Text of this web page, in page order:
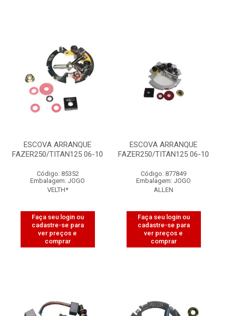
ESCOVA ARRANQUE
FAZER250/TITAN125 06-10
Código: 85352
Embalagem: JOGO
VELTH*
Faça seu login ou
cadastre-se para
ver preços e
comprar
ESCOVA ARRANQUE
FAZER250/TITAN125 06-10
Código: 877849
Embalagem: JOGO
ALLEN
Faça seu login ou
cadastre-se para
ver preços e
comprar